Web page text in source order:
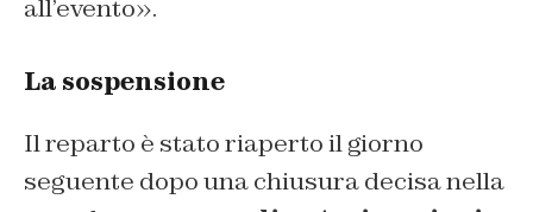
all’evento».
La sospensione
Il reparto è stato riaperto il giorno
seguente dopo una chiusura decisa nella